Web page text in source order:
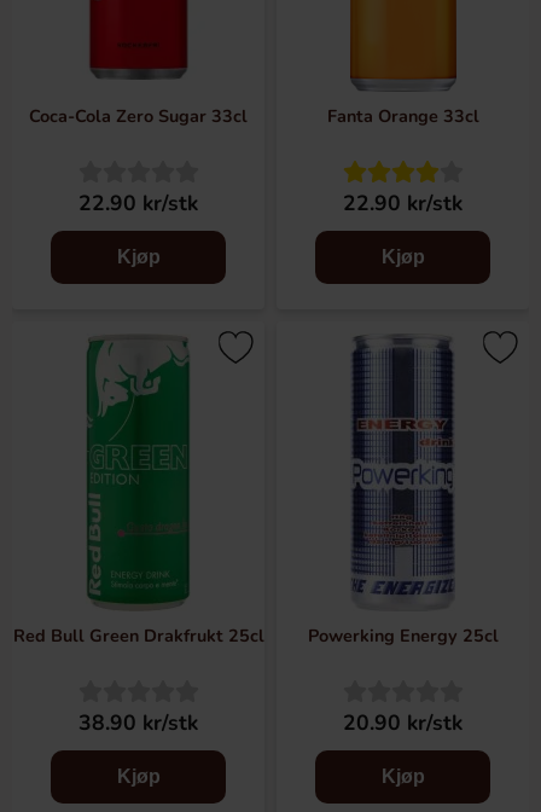
Coca-Cola Zero Sugar 33cl
22.90 kr/stk
Kjøp
Fanta Orange 33cl
22.90 kr/stk
Kjøp
Red Bull Green Drakfrukt 25cl
38.90 kr/stk
Kjøp
Powerking Energy 25cl
20.90 kr/stk
Kjøp